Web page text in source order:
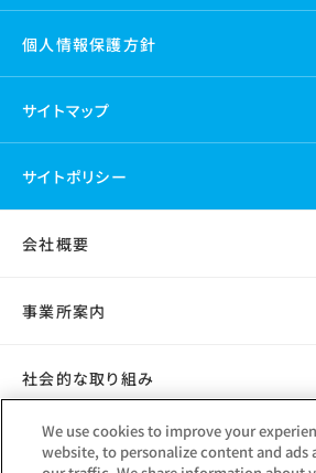
個人情報保護方針
サイトマップ
サイトポリシー
会社概要
事業所案内
社会的な取り組み
採用情報
We use cookies to improve your
website, to personalize content and ads